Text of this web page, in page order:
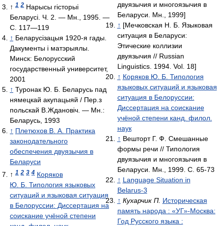
↑ 1 2 Нарысы гісторыі
Беларусі. Ч. 2. — Мн., 1995. —
С. 117—119
↑ Беларусізацыя 1920-я гады.
Дакументы і матэрыялы.
Минск: Белорусский
государственный университет,
2001
↑ Туронак Ю. Б. Беларусь пад
нямецкай акупацыяй / Пер.з
польскай В.Ждановіч. — Мн.:
Беларусь, 1993
↑ Плетюхов В. А. Практика
законодательного
обеспечения двуязычия в
Беларуси
↑ 1 2 3 4 Коряков
Ю. Б. Типология языковых
ситуаций и языковая ситуация
в Белоруссии: Диссертация на
соискание учёной степени
двуязычия и многоязычия в
Беларуси. Мн., 1999]
↑ [Мечковская Н. Б. Языковая
ситуация в Беларуси:
Этические коллизии
двуязычия // Russian
Linguistics. 1994. Vol. 18]
↑ Коряков Ю. Б. Типология
языковых ситуаций и языковая
ситуация в Белоруссии:
Диссертация на соискание
учёной степени канд. филол.
наук
↑ Вешторт Г. Ф. Смешанные
формы речи // Типология
двуязычия и многоязычия в
Беларуси. Мн., 1999. С. 65-73
↑ Language Situation in
Belarus-3
↑ Кухарчик П. Историческая
память народа : «УГ»-Москва:
Год Русского языка :